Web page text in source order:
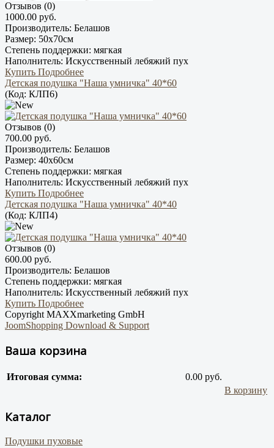
Отзывов (0)
1000.00 руб.
Производитель: Белашов
Размер: 50х70см
Степень поддержки: мягкая
Наполнитель: Искусственный лебяжий пух
Купить Подробнее
Детская подушка "Наша умничка" 40*60
(Код: КЛП6)
Отзывов (0)
700.00 руб.
Производитель: Белашов
Размер: 40х60см
Степень поддержки: мягкая
Наполнитель: Искусственный лебяжий пух
Купить Подробнее
Детская подушка "Наша умничка" 40*40
(Код: КЛП4)
Отзывов (0)
600.00 руб.
Производитель: Белашов
Степень поддержки: мягкая
Наполнитель: Искусственный лебяжий пух
Купить Подробнее
Copyright MAXXmarketing GmbH
JoomShopping Download & Support
Ваша корзина
Итоговая сумма:
0.00 руб.
В корзину
Каталог
Подушки пуховые